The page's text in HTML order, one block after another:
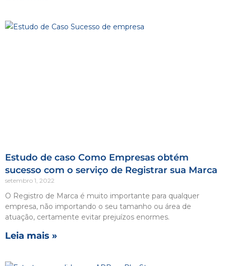
Estudo de caso Como Empresas obtém
sucesso com o serviço de Registrar sua Marca
setembro 1, 2022
O Registro de Marca é muito importante para qualquer
empresa, não importando o seu tamanho ou área de
atuação, certamente evitar prejuízos enormes.
Leia mais »